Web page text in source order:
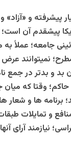
پیشرفته و «آزاد»
پیشقدم آن
جامعه؛ عملاً به
نمیتوانند عرض
بد و بدتر در جمع
وقتا که میان
برنامه ها و شعار
و تمایلات
نیازمند آرای